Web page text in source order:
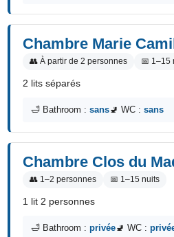
Chambre Marie
👥 À partir de 2 personnes 📅 1–15
2 lits séparés
🛁 Bathroom :sans🚽 WC :sans
Chambre Clos du
👥 1–2 personnes 📅 1–15 nuits
1 lit 2 personnes
🛁 Bathroom :privée🚽 WC :